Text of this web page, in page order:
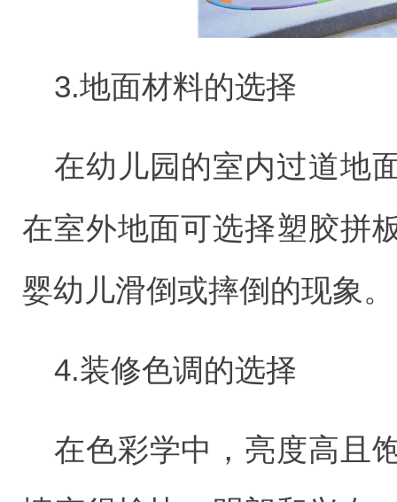
3.地面材料的选择
在幼儿园的室内过道地
在室外地面可选择塑胶拼
婴幼儿滑倒或摔倒的现象。
4.装修色调的选择
在色彩学中，亮度高且